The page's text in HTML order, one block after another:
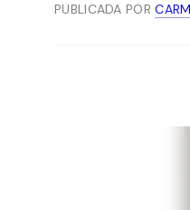
PUBLICADA POR